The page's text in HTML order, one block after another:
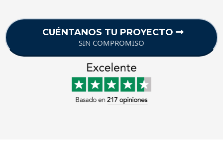
CUÉNTANOS TU PROYECTO
SIN COMPROMISO